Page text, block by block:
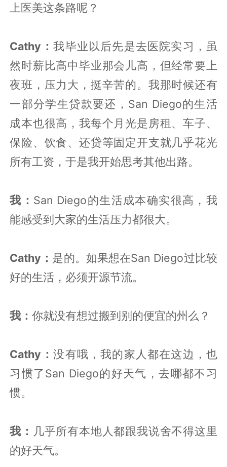
上医美这条路呢？
Cathy：我毕业以后先是去医院实习，虽
然时薪比高中毕业那会儿高，但经常要上
夜班，压力大，挺辛苦的。我那时候还有
一部分学生贷款要还，San Diego的生活
成本也很高，我每个月光是房租、车子、
保险、饮食、还贷等固定开支就几乎花光
所有工资，于是我开始思考其他出路。
我： San Diego的生活成本确实很高，我
能感受到大家的生活压力都很大。
Cathy： 是的。如果想在San Diego过比较
好的生活，必须开源节流。
我：你就没有想过搬到别的便宜的州么？
Cathy：没有哦，我的家人都在这边，也
习惯了San Diego的好天气，去哪都不习
惯。
我： 几乎所有本地人都跟我说舍不得这里
的好天气。